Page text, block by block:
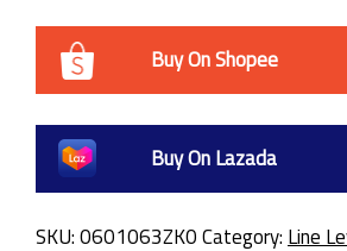
Buy On Shopee
Buy On Lazada
SKU:0601063ZK0Category: Line